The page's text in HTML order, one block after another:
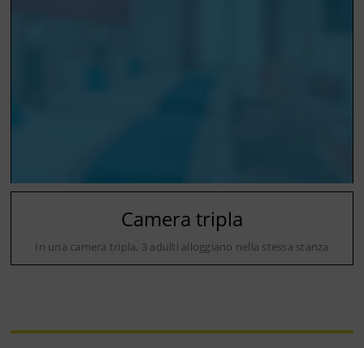
Camera tripla
In una camera tripla, 3 adulti alloggiano nella stessa stanza